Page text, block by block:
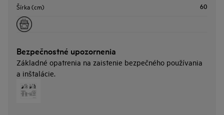
Šírka (cm) 60
Bezpečnostné upozornenia
Základné opatrenia na zaistenie bezpečného používania
a inštalácie.